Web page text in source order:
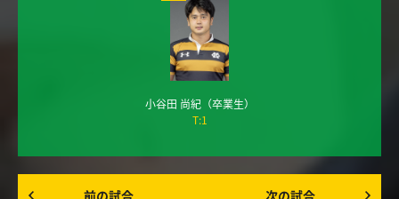
小谷田 尚紀（卒業生）
T:1
前の試合 次の試合